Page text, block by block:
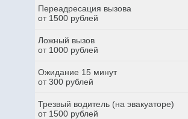
Переадресация вызова
от 1500 рублей
Ложный вызов
от 1000 рублей
Ожидание 15 минут
от 300 рублей
Трезвый водитель (на эвакуаторе)
от 1500 рублей